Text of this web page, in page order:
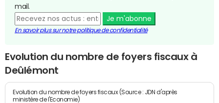
mail.
Je m'abonne
En savoir plus sur notre politique de confidentialité
Evolution du nombre de foyers fiscaux à
Deûlémont
Evolution du nombre de foyers fiscaux (Source : JDN d'après
ministère de l'Economie)